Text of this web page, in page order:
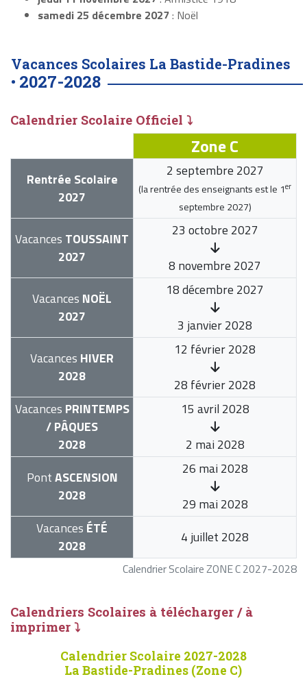
samedi 25 décembre 2027: Noël
Vacances Scolaires La Bastide-Pradines
• 2027-2028
Calendrier Scolaire Officiel ⤵
Calendrier Scolaire ZONE C 2027-2028
Zone C
Rentrée Scolaire
2027
2 septembre 2027
(la rentrée des enseignants est le 1er
septembre 2027)
Vacances TOUSSAINT
2027
23 octobre 2027
8 novembre 2027
Vacances NOËL
2027
18 décembre 2027
3 janvier 2028
Vacances HIVER
2028
12 février 2028
28 février 2028
Vacances PRINTEMPS
/ PÂQUES
2028
15 avril 2028
2 mai 2028
PontASCENSION
2028
26 mai 2028
29 mai 2028
Vacances ÉTÉ
2028
4 juillet 2028
Calendriers Scolaires à télécharger / à
imprimer ⤵
Calendrier Scolaire 2027-2028
La Bastide-Pradines (Zone C)